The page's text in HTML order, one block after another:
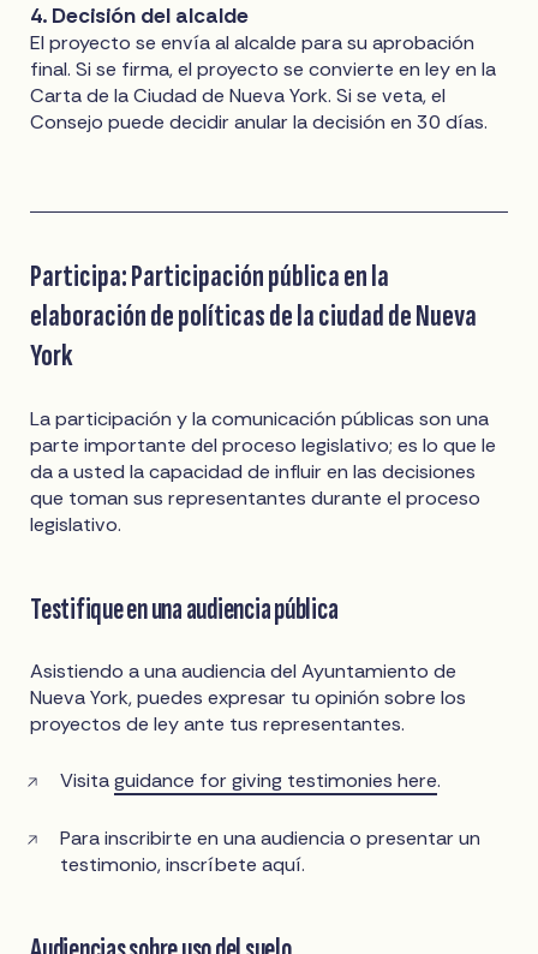
4. Decisión del alcalde
El proyecto se envía al alcalde para su aprobación
final. Si se firma, el proyecto se convierte en ley en la
Carta de la Ciudad de Nueva York. Si se veta, el
Consejo puede decidir anular la decisión en 30 días.
Participa: Participación pública en la
elaboración de políticas de la ciudad de Nueva
York
La participación y la comunicación públicas son una
parte importante del proceso legislativo; es lo que le
da a usted la capacidad de influir en las decisiones
que toman sus representantes durante el proceso
legislativo.
Testifique en una audiencia pública
Asistiendo a una audiencia del Ayuntamiento de
Nueva York, puedes expresar tu opinión sobre los
proyectos de ley ante tus representantes.
Visitaguidance for giving testimonies here.
Para inscribirte en una audiencia o presentar un
testimonio, inscríbete aquí.